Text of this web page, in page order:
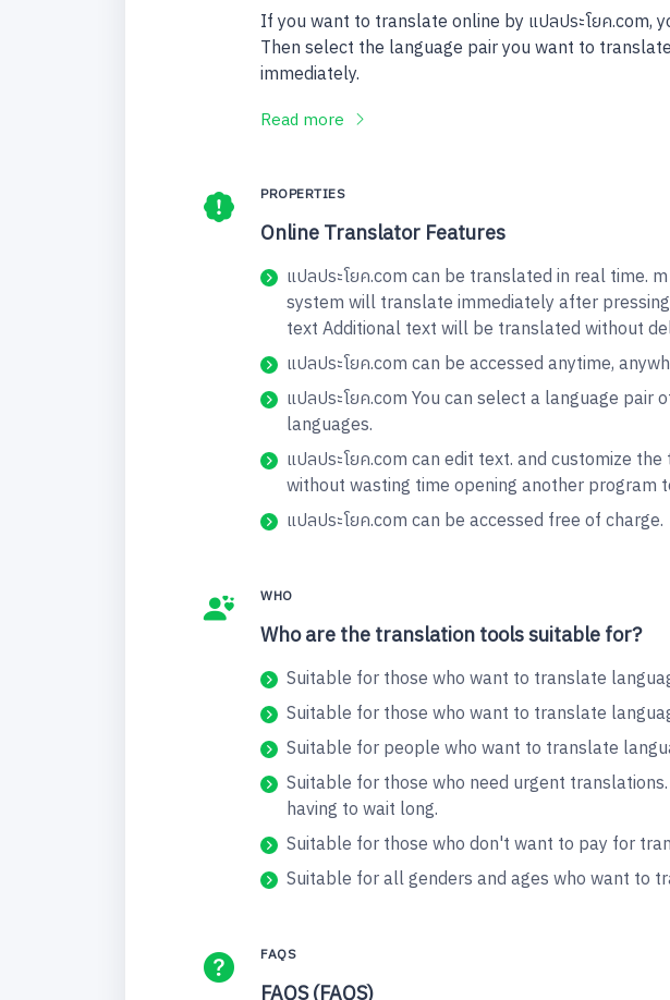
If you want to translate online by แปลประโยค
Then select the language pair you want to
immediately.
Read more
PROPERTIES
Online Translator Features
แปลประโยค.com can be translated in real time.
system will translate immediately after
text Additional text will be translated without
แปลประโยค.com can be accessed anytime,
แปลประโยค.com You can select a language
languages.
แปลประโยค.com can edit text. and customize
without wasting time opening another program
แปลประโยค.com can be accessed free of charge.
WHO
Who are the translation tools suitable for?
Suitable for those who want to translate
Suitable for those who want to translate
Suitable for people who want to translate
Suitable for those who need urgent
having to wait long.
Suitable for those who don't want to pay for
Suitable for all genders and ages who want to
FAQS